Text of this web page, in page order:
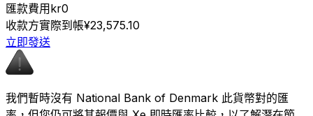
匯款費用kr0
收款方實際到帳¥23,575.10
立即發送
我們暫時沒有 National Bank of Denmark 此貨幣對的匯